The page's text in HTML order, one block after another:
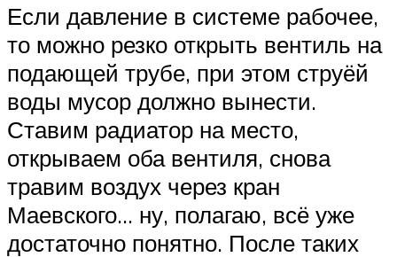
Если давление в системе рабочее,
то можно резко открыть вентиль на
подающей трубе, при этом струёй
воды мусор должно вынести.
Ставим радиатор на место,
открываем оба вентиля, снова
травим воздух через кран
Маевского… ну, полагаю, всё уже
достаточно понятно. После таких